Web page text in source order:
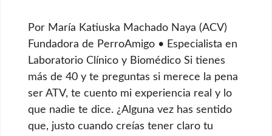
Por María Katiuska Machado Naya (ACV)
Fundadora de PerroAmigo • Especialista en
Laboratorio Clínico y Biomédico Si tienes
más de 40 y te preguntas si merece la pena
ser ATV, te cuento mi experiencia real y lo
que nadie te dice. ¿Alguna vez has sentido
que, justo cuando creías tener claro tu